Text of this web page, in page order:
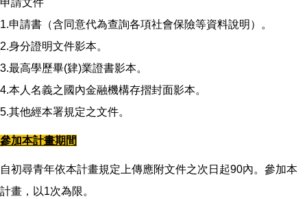
申請文件
1.申請書（含同意代為查詢各項社會保險等資料說明）。
2.身分證明文件影本。
3.最高學歷畢(肄)業證書影本。
4.本人名義之國內金融機構存摺封面影本。
5.其他經本署規定之文件。
參加本計畫期間
自初尋青年依本計畫規定上傳應附文件之次日起90內。參加本
計畫，以1次為限。